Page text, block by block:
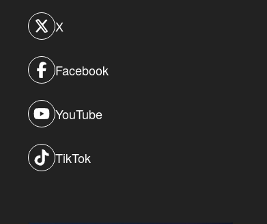
X
Facebook
YouTube
TikTok